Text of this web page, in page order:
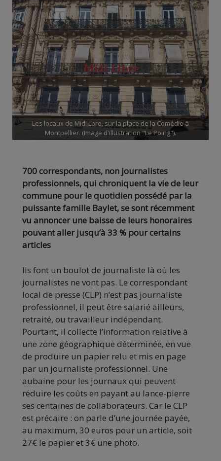
Les locaux de Midi Lbre, sur la place de la Comédie à
Montpellier. (Image d'illustration "Le Poing").
700 correspondants, non journalistes
professionnels, qui chroniquent la vie de leur
commune pour le quotidien possédé par la
puissante famille Baylet, se sont récemment
vu annoncer une baisse de leurs honoraires
pouvant aller jusqu’à 33 % pour certains
articles
Ils font un boulot de journaliste là où les
journalistes ne vont pas. Le correspondant
local de presse (CLP) n’est pas journaliste
professionnel, il peut être salarié ailleurs,
retraité, ou travailleur indépendant.
Pourtant, il collecte l’information relative à
une zone géographique déterminée, en vue
de produire un papier relu et mis en page
par un journaliste professionnel. Une
aubaine pour les journaux qui peuvent
réduire les coûts en payant au lance-pierre
ses centaines de collaborateurs. Car le CLP
est précaire : on parle d’une journée payée,
au maximum, 30 euros pour un article, soit
27€ le papier et 3€ une photo.